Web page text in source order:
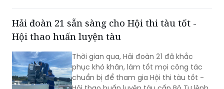
phát triển của quê hương.
Hải đoàn 21 sẵn sàng cho Hội thi tàu tốt -
Hội thao huấn luyện tàu
Thời gian qua, Hải đoàn 21 đã khắc
phục khó khăn, làm tốt mọi công tác
chuẩn bị để tham gia Hội thi tàu tốt -